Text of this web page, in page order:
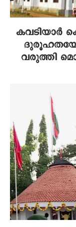
കവടിയാർ
വരുത്തി